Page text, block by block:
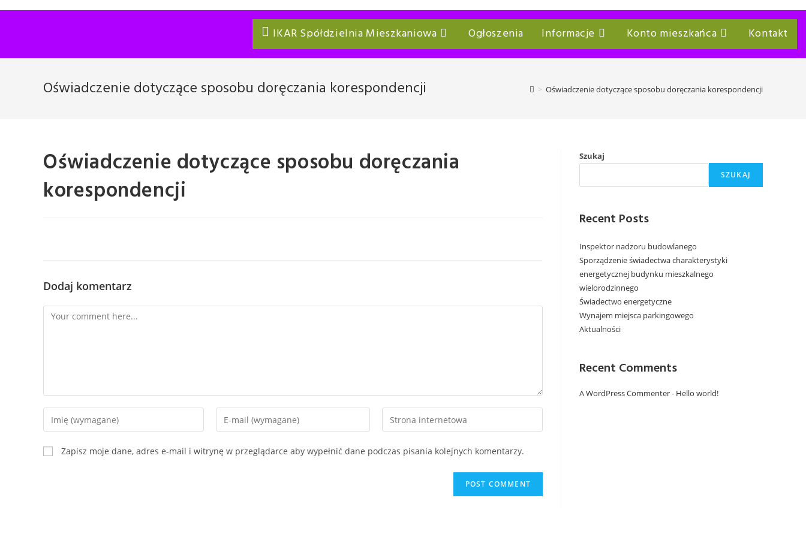
IKAR Spółdzielnia Mieszkaniowa Ogłoszenia Informacje Konto mieszkańca Kontakt
Oświadczenie dotyczące sposobu doręczania korespondencji > Oświadczenie dotyczące sposobu doręczania korespondencji
Oświadczenie dotyczące sposobu doręczania
korespondencji
Dodaj komentarz
Zapisz moje dane, adres e-mail i witrynę w przeglądarce aby wypełnić dane podczas pisania kolejnych komentarzy.
Szukaj
SZUKAJ
Recent Posts
Inspektor nadzoru budowlanego
Sporządzenie świadectwa charakterystyki
energetycznej budynku mieszkalnego
wielorodzinnego
Świadectwo energetyczne
Wynajem miejsca parkingowego
Aktualności
Recent Comments
A WordPress Commenter- Hello world!